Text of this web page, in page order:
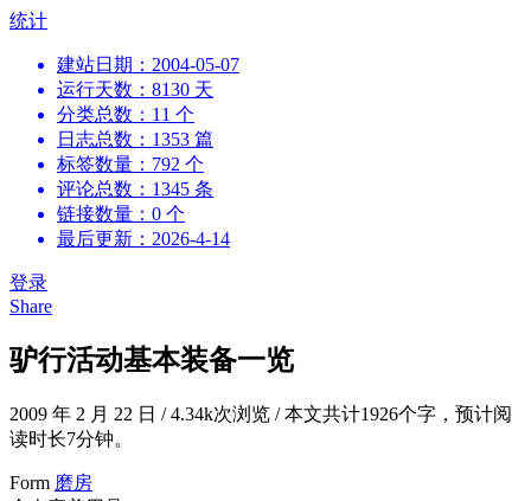
跳
统计
建站日期：2004-05-07
运行天数：8130 天
分类总数：11 个
日志总数：1353 篇
标签数量：792 个
评论总数：1345 条
链接数量：0 个
最后更新：2026-4-14
登录
Share
驴行活动基本装备一览
2009 年 2 月 22 日 /4.34k次浏览 /本文共计1926个字，预计阅
读时长7分钟。
Form 磨房